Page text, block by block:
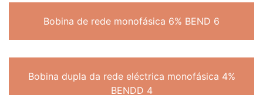
Bobina de rede monofásica 6% BEND 6
Bobina dupla da rede eléctrica monofásica 4%
BENDD 4